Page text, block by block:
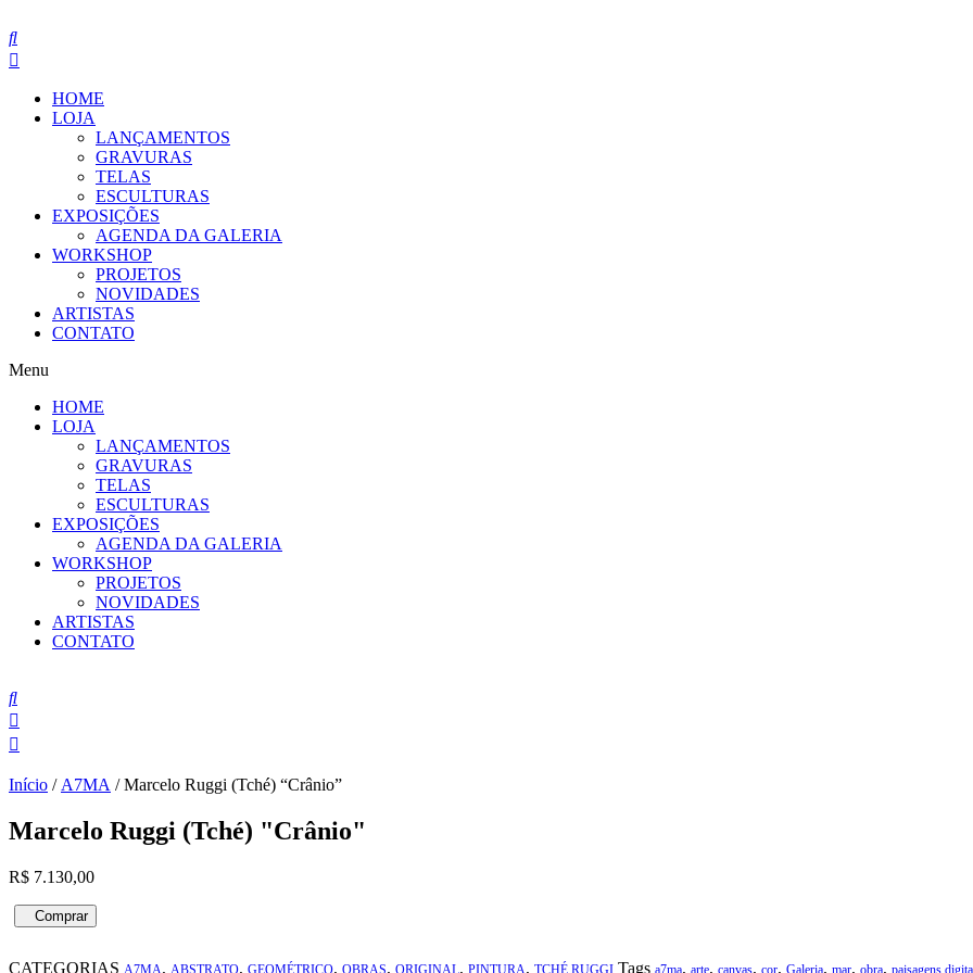
para
o
HOME
LOJA
LANÇAMENTOS
GRAVURAS
TELAS
ESCULTURAS
EXPOSIÇÕES
AGENDA DA GALERIA
WORKSHOP
PROJETOS
NOVIDADES
ARTISTAS
CONTATO
Menu
HOME
LOJA
LANÇAMENTOS
GRAVURAS
TELAS
ESCULTURAS
EXPOSIÇÕES
AGENDA DA GALERIA
WORKSHOP
PROJETOS
NOVIDADES
ARTISTAS
CONTATO
Início / A7MA / Marcelo Ruggi (Tché) “Crânio”
Marcelo Ruggi (Tché) "Crânio"
R$ 7.130,00
Marcelo
Ruggi
Comprar
CATEGORIAS A7MA, ABSTRATO, GEOMÉTRICO, OBRAS, ORIGINAL, PINTURA, TCHÉ RUGGI Tags a7ma, arte, canvas, cor, Galeria, mar, obra, paisagens